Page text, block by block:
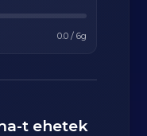
0.0/ 6g
-t ehetek